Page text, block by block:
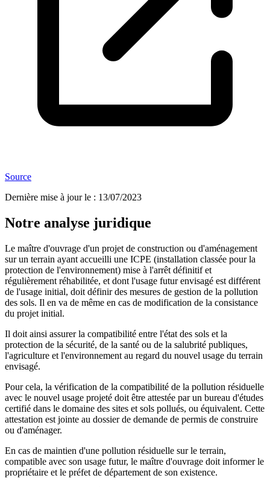
Source
Dernière mise à jour le : 13/07/2023
Notre analyse juridique
Le maître d'ouvrage d'un projet de construction ou d'aménagement
sur un terrain ayant accueilli une ICPE (installation classée pour la
protection de l'environnement) mise à l'arrêt définitif et
régulièrement réhabilitée, et dont l'usage futur envisagé est différent
de l'usage initial, doit définir des mesures de gestion de la pollution
des sols. Il en va de même en cas de modification de la consistance
du projet initial.
Il doit ainsi assurer la compatibilité entre l'état des sols et la
protection de la sécurité, de la santé ou de la salubrité publiques,
l'agriculture et l'environnement au regard du nouvel usage du terrain
envisagé.
Pour cela, la vérification de la compatibilité de la pollution résiduelle
avec le nouvel usage projeté doit être attestée par un bureau d'études
certifié dans le domaine des sites et sols pollués, ou équivalent. Cette
attestation est jointe au dossier de demande de permis de construire
ou d'aménager.
En cas de maintien d'une pollution résiduelle sur le terrain,
compatible avec son usage futur, le maître d'ouvrage doit informer le
propriétaire et le préfet de département de son existence.